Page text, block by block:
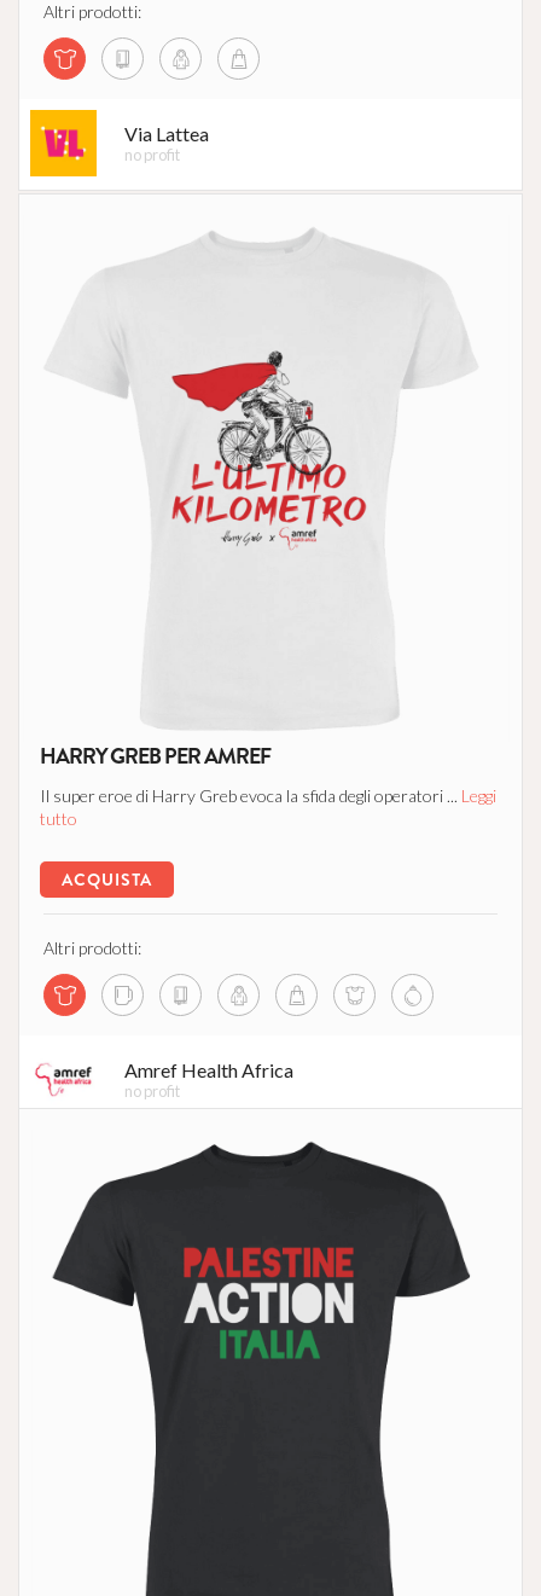
Altri prodotti:
Via Lattea
no profit
HARRY GREB PER AMREF
Il super eroe di Harry Greb evoca la sfida degli operatori ... Leggi
tutto
ACQUISTA
Altri prodotti:
Amref Health Africa
no profit